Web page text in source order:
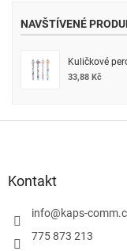
NAVŠTÍVENÉ
Kuličkové
33,88 Kč
Kontakt
info@kaps-
775 873 213